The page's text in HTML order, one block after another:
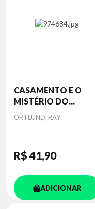
CASAMENTO E O
MISTÉRIO DO...
Autor
ORTLUND, RAY
R$ 41,90
ADICIONAR